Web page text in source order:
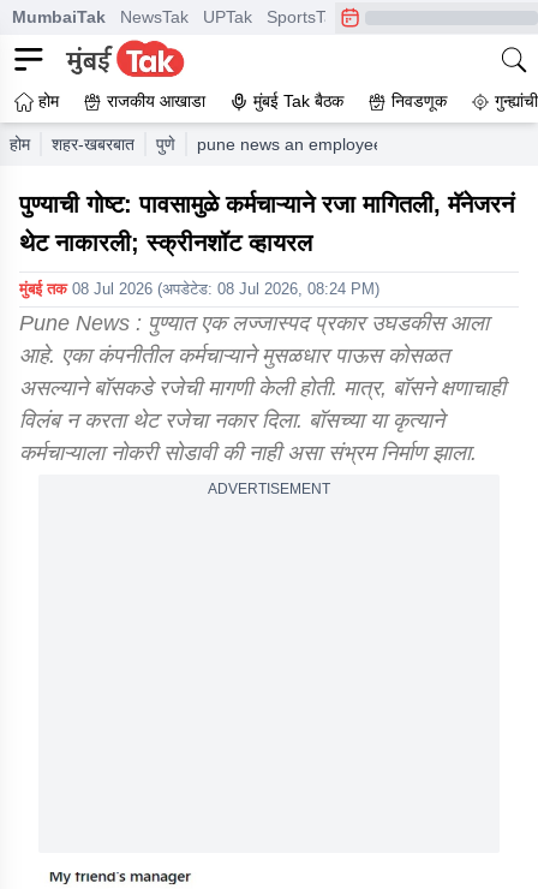
MumbaiTak NewsTak UPTak SportsTak CrimeTak
होम राजकीय आखाडा मुंबई Tak बैठक निवडणूक
होम शहर-खबरबात पुणे pune news an employee asked for leave
पुण्याची गोष्ट: पावसामुळे कर्मचाऱ्याने रजा मागितली, मॅनेजरनं
थेट नाकारली; स्क्रीनशॉट व्हायरल
मुंबई तक 08 Jul 2026 (अपडेटेड: 08 Jul 2026, 08:24 PM)
Pune News : पुण्यात एक लज्जास्पद प्रकार उघडकीस आला
आहे. एका कंपनीतील कर्मचाऱ्याने मुसळधार पाऊस कोसळत
असल्याने बॉसकडे रजेची मागणी केली होती. मात्र, बॉसने क्षणाचाही
विलंब न करता थेट रजेचा नकार दिला. बॉसच्या या कृत्याने
कर्मचाऱ्याला नोकरी सोडावी की नाही असा संभ्रम निर्माण झाला.
ADVERTISEMENT